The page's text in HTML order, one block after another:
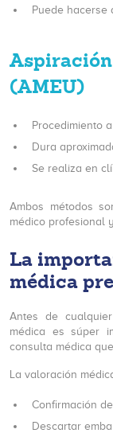
Puede hacerse
(AMEU)
Procedimiento
Dura
Se realiza en
Ambos métodos
médico profesional
La
médica
Antes de
médica es súper
consulta médica
La valoración
Confirmación
Descartar